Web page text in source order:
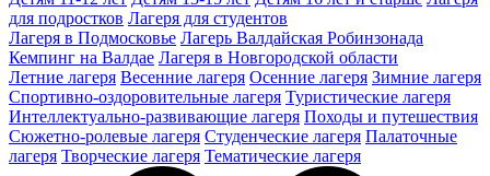
для подростков Лагеря для студентов
Лагеря в Подмосковье Лагерь Валдайская Робинзонада
Кемпинг на Валдае Лагеря в Новгородской области
Летние лагеря Весенние лагеря Осенние лагеря Зимние лагеря
Спортивно-оздоровительные лагеря Туристические лагеря
Интеллектуально-развивающие лагеря Походы и путешествия
Сюжетно-ролевые лагеря Студенческие лагеря Палаточные
лагеря Творческие лагеря Тематические лагеря